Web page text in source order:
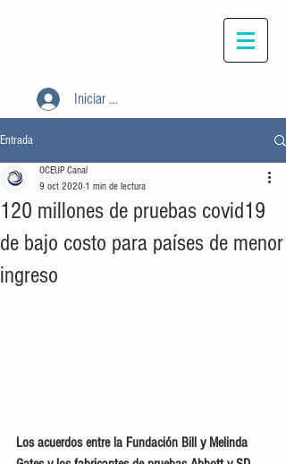
Iniciar sesión
Entrada
120 millones de pruebas covid19
de bajo costo para países de menor
ingreso
OCEUP Canal
9 oct 2020 1 min de lectura
Los acuerdos entre la Fundación Bill y Melinda